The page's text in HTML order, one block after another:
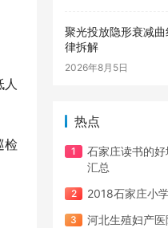
人
检
聚光投放隐形衰减
律拆解
2026年8月5日
热点
石家庄读书的
汇总
2018石家庄小
河北生殖妇产